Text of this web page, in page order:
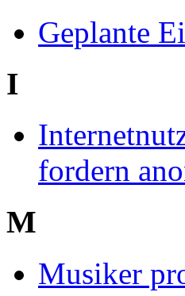
Geplante
I
fordern
M
Musiker